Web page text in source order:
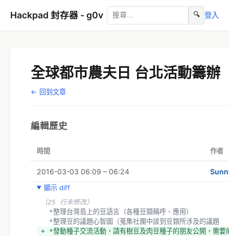
Hackpad 封存器 - g0v 🔍 登入
全球都市農夫日 台北活動籌辦
← 回到文章
編輯歷史
時間 作者
2016-03-03 06:09 – 06:24
顯示 diff
（25 行未修改）
  *整理台灣島上的豆語言（各種豆類稱呼、應用）
  *整理豆的議題心智圖（蒐集社團中談到豆類所涉及的議題
+ *發動種子交流活動，請有樹豆及肉豆種子的朋友公開，需